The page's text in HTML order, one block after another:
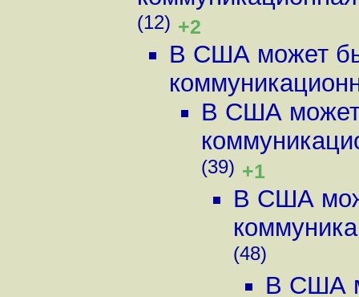
(12) +2
В США может
В США может
(39) +1
В США
(48)
В США